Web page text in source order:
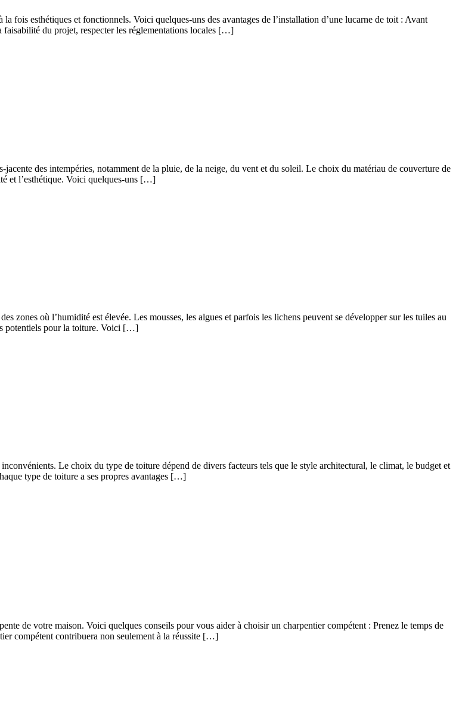
fois esthétiques et fonctionnels. Voici quelques-uns des avantages de l’installation d’une lucarne de toit : Avant
du projet, respecter les réglementations locales […]
des intempéries, notamment de la pluie, de la neige, du vent et du soleil. Le choix du matériau de couverture de
et l’esthétique. Voici quelques-uns […]
zones où l’humidité est élevée. Les mousses, les algues et parfois les lichens peuvent se développer sur les tuiles au
potentiels pour la toiture. Voici […]
Le choix du type de toiture dépend de divers facteurs tels que le style architectural, le climat, le budget et
type de toiture a ses propres avantages […]
de votre maison. Voici quelques conseils pour vous aider à choisir un charpentier compétent : Prenez le temps de
compétent contribuera non seulement à la réussite […]